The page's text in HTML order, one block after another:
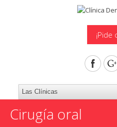
¡Pide
Cirugía oral